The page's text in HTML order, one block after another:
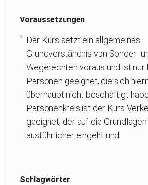
Voraussetzungen
Der Kurs setzt ein allgemeines
Grundverständnis von Sonder-
Wegerechten voraus und ist nur
Personen geeignet, die sich
überhaupt nicht beschäftigt
Personenkreis ist der Kurs
geeignet, der auf die
ausführlicher eingeht und
Schlagwörter